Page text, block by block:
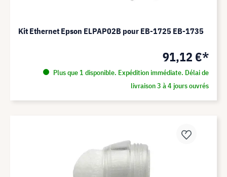
Kit Ethernet Epson ELPAP02B pour EB-1725 EB-1735
91,12 €*
Plus que 1 disponible. Expédition immédiate. Délai de
livraison 3 à 4 jours ouvrés